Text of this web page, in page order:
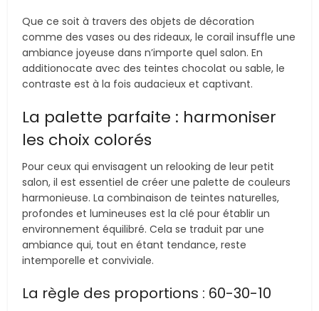
Que ce soit à travers des objets de décoration
comme des vases ou des rideaux, le corail insuffle une
ambiance joyeuse dans n’importe quel salon. En
additionocate avec des teintes chocolat ou sable, le
contraste est à la fois audacieux et captivant.
La palette parfaite : harmoniser
les choix colorés
Pour ceux qui envisagent un relooking de leur petit
salon, il est essentiel de créer une palette de couleurs
harmonieuse. La combinaison de teintes naturelles,
profondes et lumineuses est la clé pour établir un
environnement équilibré. Cela se traduit par une
ambiance qui, tout en étant tendance, reste
intemporelle et conviviale.
La règle des proportions : 60-30-10